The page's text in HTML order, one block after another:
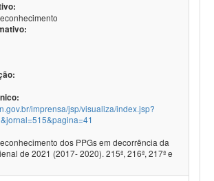
imprensa/jsp/visualiza/index.jsp?
dos PPGs em decorrência da
de 2021 (2017- 2020). 215ª, 216ª, 217ª e